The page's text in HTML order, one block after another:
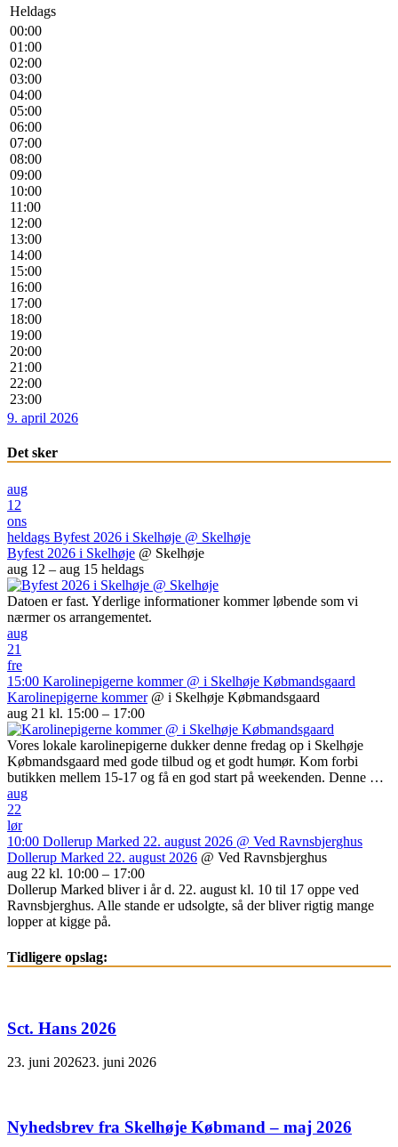
Heldags
00:00
01:00
02:00
03:00
04:00
05:00
06:00
07:00
08:00
09:00
10:00
11:00
12:00
13:00
14:00
15:00
16:00
17:00
18:00
19:00
20:00
21:00
22:00
23:00
9. april 2026
Det sker
aug
12
ons
heldags Byfest 2026 i Skelhøje @ Skelhøje
Byfest 2026 i Skelhøje @ Skelhøje
aug 12 – aug 15 heldags
Datoen er fast. Yderlige informationer kommer løbende som vi
nærmer os arrangementet.
aug
21
fre
15:00 Karolinepigerne kommer @ i Skelhøje Købmandsgaard
Karolinepigerne kommer @ i Skelhøje Købmandsgaard
aug 21 kl. 15:00 – 17:00
Vores lokale karolinepigerne dukker denne fredag op i Skelhøje
Købmandsgaard med gode tilbud og et godt humør. Kom forbi
butikken mellem 15-17 og få en god start på weekenden. Denne …
aug
22
lør
10:00 Dollerup Marked 22. august 2026 @ Ved Ravnsbjerghus
Dollerup Marked 22. august 2026 @ Ved Ravnsbjerghus
aug 22 kl. 10:00 – 17:00
Dollerup Marked bliver i år d. 22. august kl. 10 til 17 oppe ved
Ravnsbjerghus. Alle stande er udsolgte, så der bliver rigtig mange
lopper at kigge på.
Tidligere opslag:
Sct. Hans 2026
23. juni 202623. juni 2026
Nyhedsbrev fra Skelhøje Købmand – maj 2026